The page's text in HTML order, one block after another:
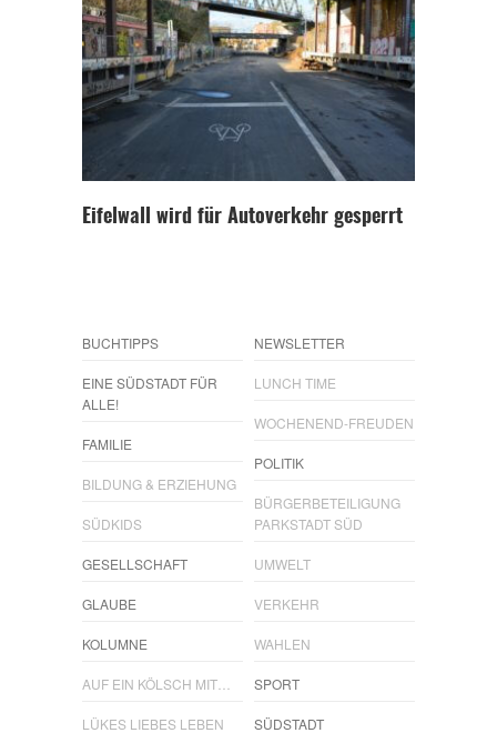
Eifelwall wird für Autoverkehr gesperrt
BUCHTIPPS
EINE SÜDSTADT FÜR
ALLE!
FAMILIE
BILDUNG & ERZIEHUNG
SÜDKIDS
GESELLSCHAFT
GLAUBE
KOLUMNE
AUF EIN KÖLSCH MIT…
LÜKES LIEBES LEBEN
NEWSLETTER
LUNCH TIME
WOCHENEND-FREUDEN
POLITIK
BÜRGERBETEILIGUNG
PARKSTADT SÜD
UMWELT
VERKEHR
WAHLEN
SPORT
SÜDSTADT